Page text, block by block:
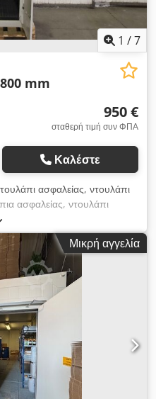
1 /7
mm
950 €
σταθερή τιμή συν ΦΠΑ
Καλέστε
ασφαλείας, ντουλάπι
ασφαλείας, ντουλάπι
εργαστηρίου, ντουλάπι
-Θυρίδα μπαταρίας: 4
600 mm Djdsh E
-Ύψος: 1800 mm -Βάρος
Μικρή αγγελία